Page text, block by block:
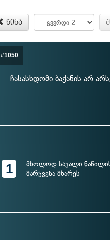
წინა
#1050
ჩასასხდომი ბაქანის არ
1
მხოლოდ სავალი
მარჯვენა მხარეს